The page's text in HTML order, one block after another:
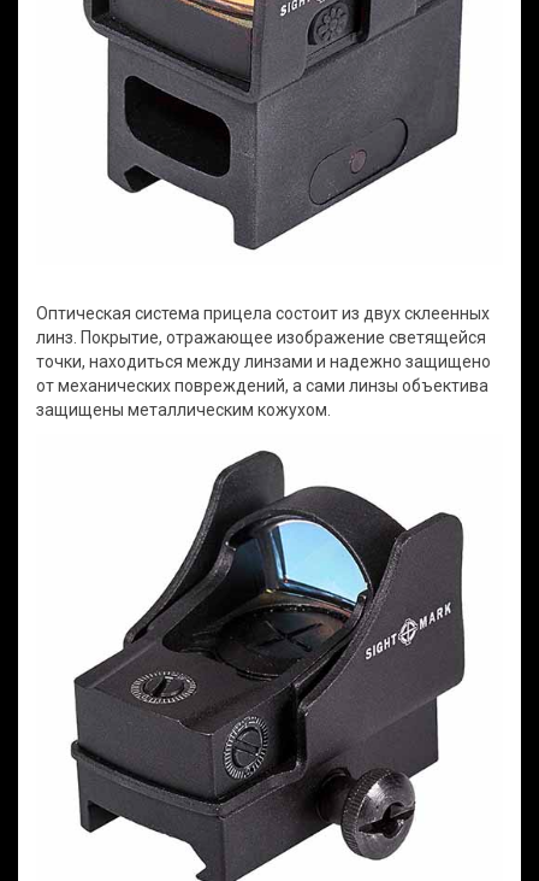
Оптическая система прицела состоит из двух склеенных
линз. Покрытие, отражающее изображение светящейся
точки, находиться между линзами и надежно защищено
от механических повреждений, а сами линзы объектива
защищены металлическим кожухом.